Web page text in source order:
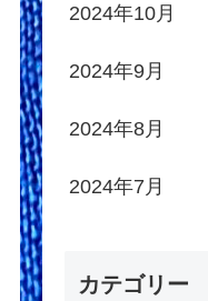
2024年10月
2024年9月
2024年8月
2024年7月
カテゴリー